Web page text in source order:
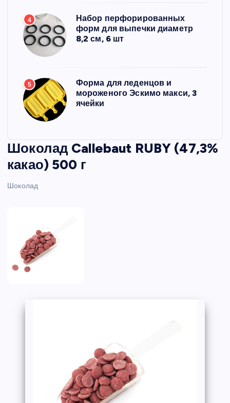
4
Набор перфорированных
форм для выпечки диаметр
8,2 см, 6 шт
5
Форма для леденцов и
мороженого Эскимо макси, 3
ячейки
Шоколад Callebaut RUBY (47,3%
какао) 500 г
Шоколад